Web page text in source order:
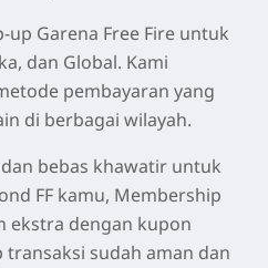
Garena Free Fire untuk
dan Global. Kami
pembayaran yang
di berbagai wilayah.
bebas khawatir untuk
FF kamu, Membership
ekstra dengan kupon
transaksi sudah aman dan